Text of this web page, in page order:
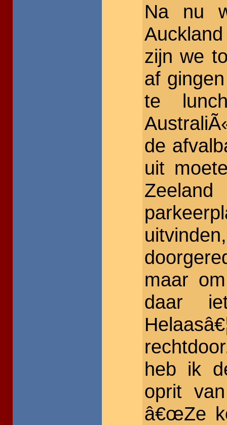
Na nu
zijn we
af
te
de
uit
maar
daar
heb ik
oprit
â€œZe